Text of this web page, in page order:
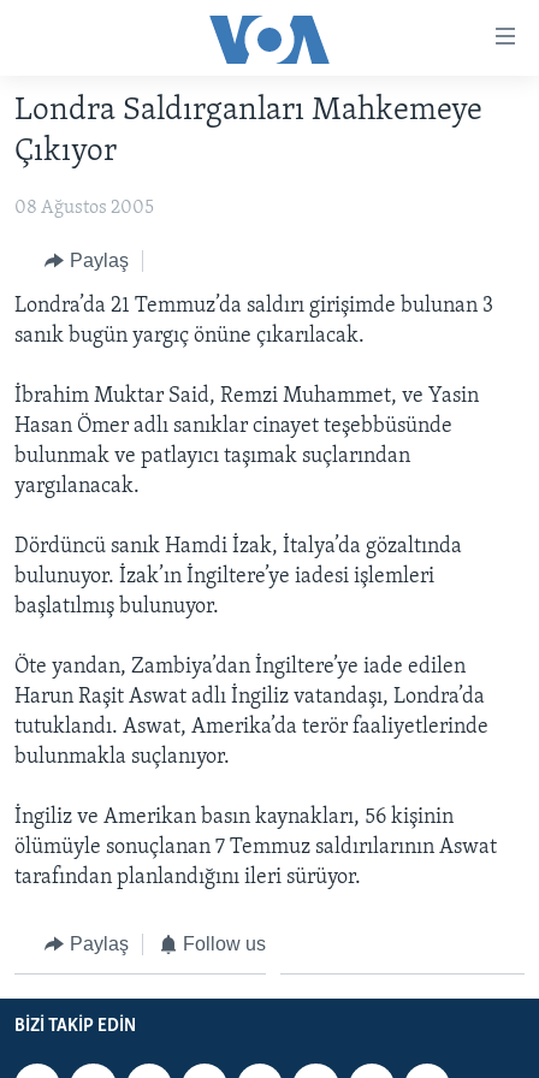
geç
Ana
navigasyona
geç
TÜRKİYE
AMERİKA
ORTADOĞU
AVRUPA
ULUSLARARASI
SAĞLIK
BİLİM VE TEKNOLOJİ
EKONOMİ
HAYATTAN
SANAT
PROGRAMLAR
AMERİKA'DA YAŞAM
UKRAYNA KRİZİ
YAPAY ZEKA
YORUMLAR
AMERIKA'YA ÖZEL
İNGİLİZCE DERSLERİ
MULTİMEDYA
VİDEO GALERİ
LEARNING ENGLISH
BIZI TAKIP EDIN
Diller
Londra Saldırganları Mahkemeye
Çıkıyor
08 Ağustos 2005
Paylaş
Londra’da 21 Temmuz’da saldırı girişimde bulunan 3
sanık bugün yargıç önüne çıkarılacak.
İbrahim Muktar Said, Remzi Muhammet, ve Yasin
Hasan Ömer adlı sanıklar cinayet teşebbüsünde
bulunmak ve patlayıcı taşımak suçlarından
yargılanacak.
Dördüncü sanık Hamdi İzak, İtalya’da gözaltında
bulunuyor. İzak’ın İngiltere’ye iadesi işlemleri
başlatılmış bulunuyor.
Öte yandan, Zambiya’dan İngiltere’ye iade edilen
Harun Raşit Aswat adlı İngiliz vatandaşı, Londra’da
tutuklandı. Aswat, Amerika’da terör faaliyetlerinde
bulunmakla suçlanıyor.
İngiliz ve Amerikan basın kaynakları, 56 kişinin
ölümüyle sonuçlanan 7 Temmuz saldırılarının Aswat
tarafından planlandığını ileri sürüyor.
Paylaş Follow us
BIZI TAKIP EDIN